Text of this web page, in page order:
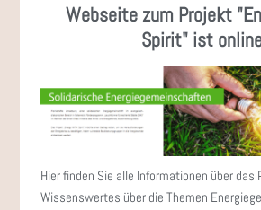
Webseite zum Projekt
Spirit" ist
Hier finden Sie alle Informationen über das
Wissenswertes über die Themen